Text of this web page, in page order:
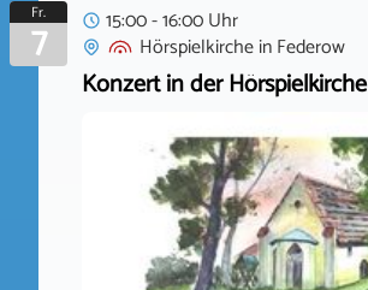
Fr.
7
15:00 - 16:00 Uhr
HörspielkircheinFederow
Konzert in der Hörspielkirche